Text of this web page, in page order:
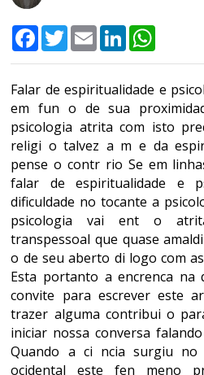
Facebook
TwitterEmail LinkedIn
Falar de espiritualidade e
em fun o de sua
psicologia atrita com isto
religi o talvez a m e da
pense o contr rio Se em
falar de espiritualidade e
dificuldade no tocante a
psicologia vai ent o
transpessoal que quase
o de seu aberto di logo com
Esta portanto a encrenca
convite para escrever este
trazer alguma contribui o
iniciar nossa conversa
Quando a ci ncia surgiu
ocidental este fen meno